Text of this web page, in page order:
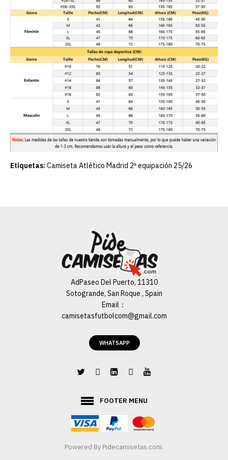
Etiquetas: Camiseta Atlético Madrid 2ª equipación 25/26
AdPaseo Del Puerto, 11310
Sotogrande, San Roque , Spain
Email：
camisetasfutbolcom@gmail.com
WHATSAPP
FOOTER MENU
Powered By Pidecamisetas.com.